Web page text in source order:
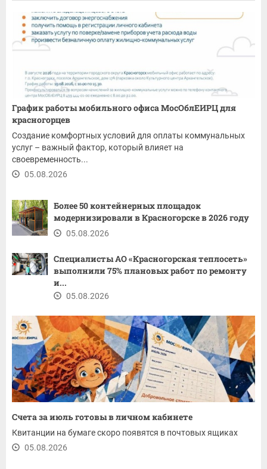
График работы мобильного офиса МосОблЕИРЦ для
красногорцев
Создание комфортных условий для оплаты коммунальных
услуг – важный фактор, который влияет на
своевременность...
05.08.2026
Более 50 контейнерных площадок
модернизировали в Красногорске в 2026 году
05.08.2026
Специалисты АО «Красногорская теплосеть»
выполнили 75% плановых работ по ремонту
и...
05.08.2026
Счета за июль готовы в личном кабинете
Квитанции на бумаге скоро появятся в почтовых ящиках
05.08.2026